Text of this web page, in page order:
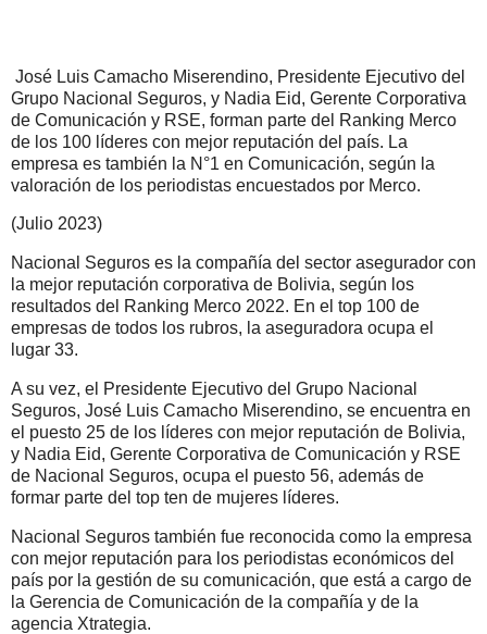
José Luis Camacho Miserendino, Presidente Ejecutivo del
Grupo Nacional Seguros, y Nadia Eid, Gerente Corporativa
de Comunicación y RSE, forman parte del Ranking Merco
de los 100 líderes con mejor reputación del país. La
empresa es también la N°1 en Comunicación, según la
valoración de los periodistas encuestados por Merco.
(Julio 2023)
Nacional Seguros es la compañía del sector asegurador con
la mejor reputación corporativa de Bolivia, según los
resultados del Ranking Merco 2022. En el top 100 de
empresas de todos los rubros, la aseguradora ocupa el
lugar 33.
A su vez, el Presidente Ejecutivo del Grupo Nacional
Seguros, José Luis Camacho Miserendino, se encuentra en
el puesto 25 de los líderes con mejor reputación de Bolivia,
y Nadia Eid, Gerente Corporativa de Comunicación y RSE
de Nacional Seguros, ocupa el puesto 56, además de
formar parte del top ten de mujeres líderes.
Nacional Seguros también fue reconocida como la empresa
con mejor reputación para los periodistas económicos del
país por la gestión de su comunicación, que está a cargo de
la Gerencia de Comunicación de la compañía y de la
agencia Xtrategia.